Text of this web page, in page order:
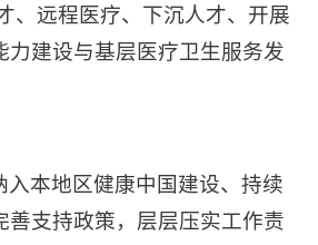
、远程医疗、下沉人才、开展
建设与基层医疗卫生服务发
入本地区健康中国建设、持续
支持政策，层层压实工作责